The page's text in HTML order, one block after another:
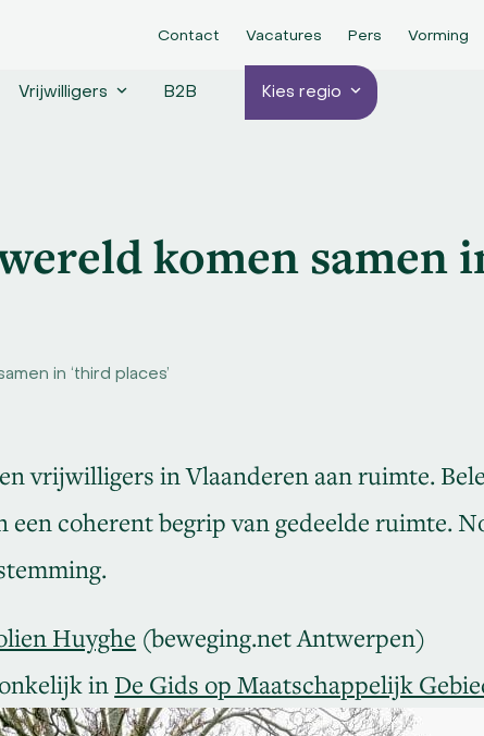
Contact Vacatures Pers Vorming
Vrijwilligers B2B Kies regio
komen samen
in ‘third places’
vrijwilligers in Vlaanderen aan ruimte.
een coherent begrip van gedeelde ruimte.
Huyghe (beweging.net Antwerpen)
in De Gids op Maatschappelijk